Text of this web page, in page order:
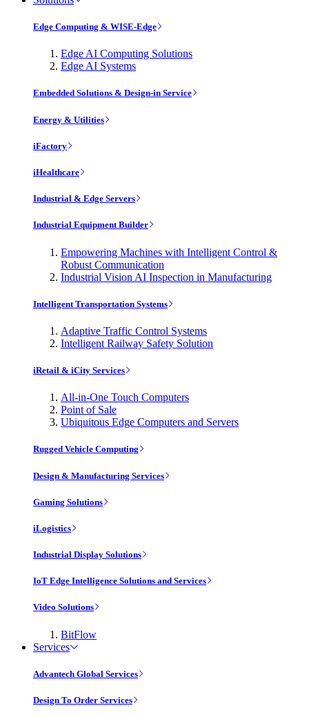
Edge Computing & WISE-Edge
Edge AI Computing Solutions
Edge AI Systems
Embedded Solutions & Design-in Service
Energy & Utilities
iFactory
iHealthcare
Industrial & Edge Servers
Industrial Equipment Builder
Empowering Machines with Intelligent Control &
Robust Communication
Industrial Vision AI Inspection in Manufacturing
Intelligent Transportation Systems
Adaptive Traffic Control Systems
Intelligent Railway Safety Solution
iRetail & iCity Services
All-in-One Touch Computers
Point of Sale
Ubiquitous Edge Computers and Servers
Rugged Vehicle Computing
Design & Manufacturing Services
Gaming Solutions
iLogistics
Industrial Display Solutions
IoT Edge Intelligence Solutions and Services
Video Solutions
BitFlow
Services
Advantech Global Services
Design To Order Services